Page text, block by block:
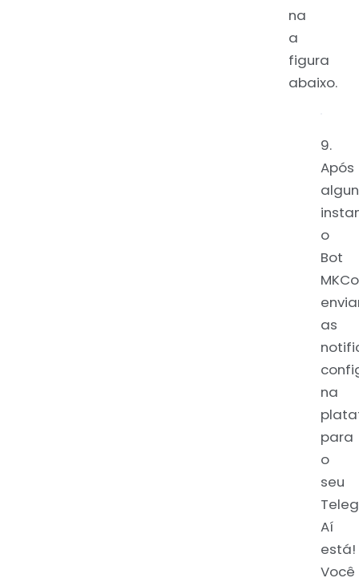
na
a
figura
abaixo.
9.
Após
o
Bot
as
na
para
o
seu
Aí
está!
Você